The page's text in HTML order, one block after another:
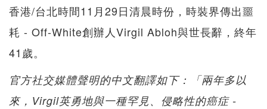
香港/台北時間11月29日清晨時份，時裝界傳出噩
耗 - Off-White創辦人Virgil Abloh與世長辭，終年
41歲。
官方社交媒體聲明的中文翻譯如下：「兩年多以
來，Virgil英勇地與一種罕見、侵略性的癌症 -